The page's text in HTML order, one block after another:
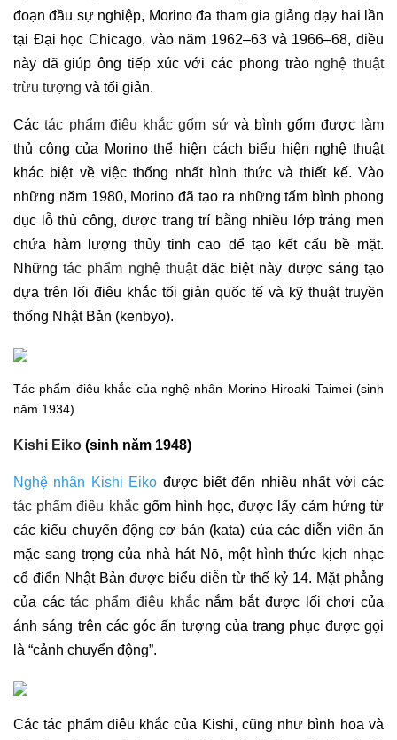
đoạn đầu sự nghiệp, Morino đa tham gia giảng dạy hai lần
tại Đại học Chicago, vào năm 1962–63 và 1966–68, điều
này đã giúp ông tiếp xúc với các phong trào nghệ thuật
trừu tượng và tối giản.
Cáctác phẩm điêu khắc gốm sứvà bình gốm được làm
thủ công của Morino thể hiện cách biểu hiện nghệ thuật
khác biệt về việc thống nhất hình thức và thiết kế. Vào
những năm 1980, Morino đã tạo ra những tấm bình phong
đục lỗ thủ công, được trang trí bằng nhiều lớp tráng men
chứa hàm lượng thủy tinh cao để tạo kết cấu bề mặt.
Nhữngtác phẩm nghệ thuậtđặc biệt này được sáng tạo
dựa trên lối điêu khắc tối giản quốc tế và kỹ thuật truyền
thống Nhật Bản (kenbyo).
Tác phẩm điêu khắc của nghệ nhân Morino Hiroaki Taimei (sinh
năm 1934)
Kishi Eiko (sinh năm 1948)
Nghệ nhân Kishi Eiko được biết đến nhiều nhất với các
tác phẩm điêu khắcgốm hình học, được lấy cảm hứng từ
các kiểu chuyển động cơ bản (kata) của các diễn viên ăn
mặc sang trọng của nhà hát Nō, một hình thức kịch nhạc
cổ điển Nhật Bản được biểu diễn từ thế kỷ 14. Mặt phẳng
của cáctác phẩm điêu khắcnắm bắt được lối chơi của
ánh sáng trên các góc ấn tượng của trang phục được gọi
là “cảnh chuyển động”.
Các tác phẩm điêu khắc của Kishi, cũng như bình hoa và